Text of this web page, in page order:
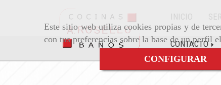
Este sitio web utiliza cookies propias y de
con tus preferencias sobre la base de un perfil
CONFIGURAR
INICIO
CONTACTO